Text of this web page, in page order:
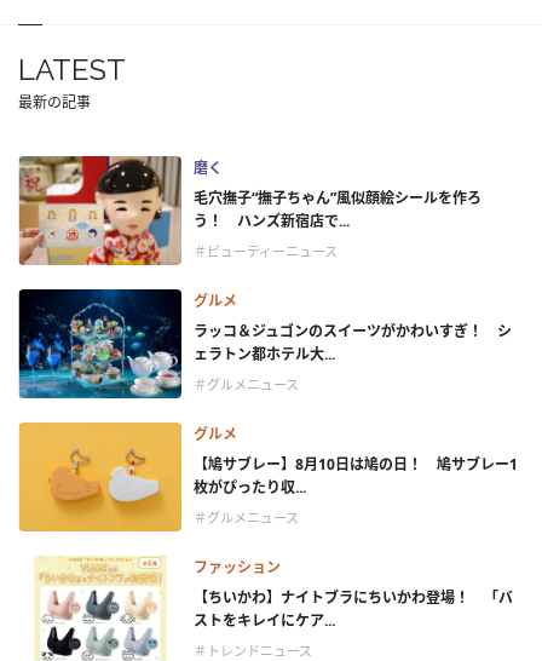
LATEST
最新の記事
磨く
毛穴撫子“撫子ちゃん”風似顔絵シールを作ろ
う！ ハンズ新宿店で...
＃ビューティーニュース
グルメ
ラッコ＆ジュゴンのスイーツがかわいすぎ！ シ
ェラトン都ホテル大...
＃グルメニュース
グルメ
【鳩サブレー】8月10日は鳩の日！ 鳩サブレー1
枚がぴったり収...
＃グルメニュース
ファッション
【ちいかわ】ナイトブラにちいかわ登場！ 「バ
ストをキレイにケア...
＃トレンドニュース